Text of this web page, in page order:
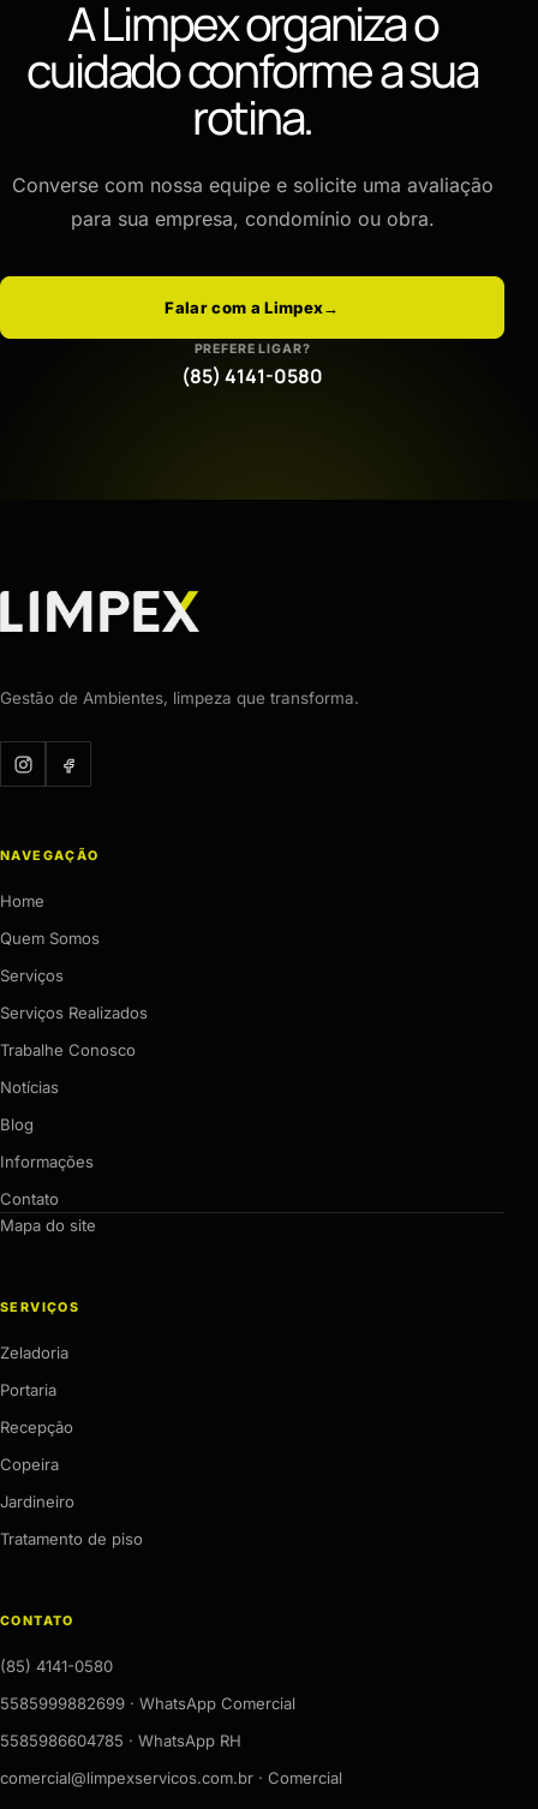
A Limpex organiza o
cuidado conforme a sua
rotina.
Converse com nossa equipe e solicite uma avaliação
para sua empresa, condomínio ou obra.
Falar com a Limpex→
PREFERE LIGAR?
(85) 4141-0580
Gestão de Ambientes, limpeza que transforma.
NAVEGAÇÃO
Home
Quem Somos
Serviços
Serviços Realizados
Trabalhe Conosco
Notícias
Blog
Informações
Contato
Mapa do site
SERVIÇOS
Zeladoria
Portaria
Recepção
Copeira
Jardineiro
Tratamento de piso
CONTATO
(85) 4141-0580
5585999882699 · WhatsApp Comercial
5585986604785 · WhatsApp RH
comercial@limpexservicos.com.br · Comercial